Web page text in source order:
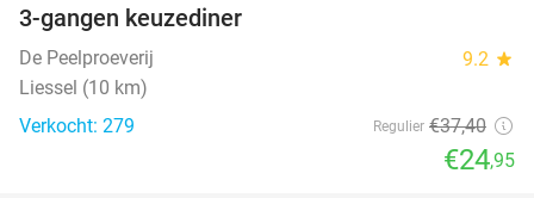
3-gangen keuzediner
De Peelproeverij 9.2 star
Liessel (10 km)
Verkocht: 279
Regulier €37,40
€24,95